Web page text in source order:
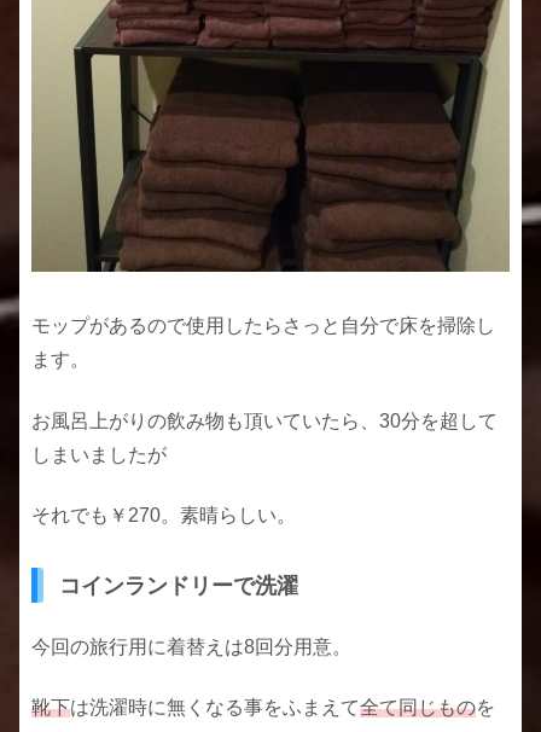
モップがあるので使用したらさっと自分で床を掃除し
ます。
お風呂上がりの飲み物も頂いていたら、30分を超して
しまいましたが
それでも￥270。素晴らしい。
コインランドリーで洗濯
今回の旅行用に着替えは8回分用意。
靴下は洗濯時に無くなる事をふまえて全て同じものを